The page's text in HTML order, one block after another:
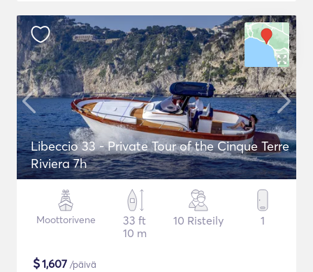
Libeccio 33 - Private Tour of the Cinque Terre
Riviera 7h
Moottorivene
33 ft
10 m
10 Risteily 1
$1,607 /päivä